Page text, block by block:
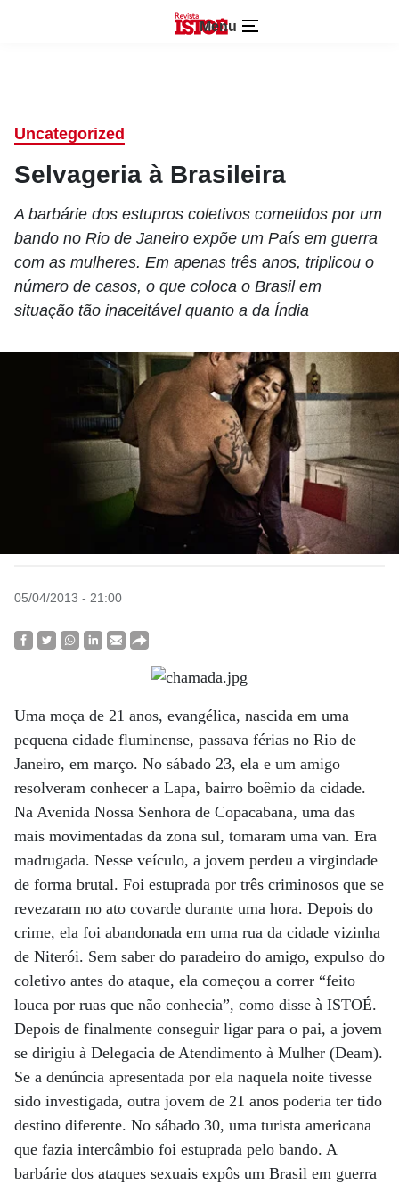
Menu
Uncategorized
Selvageria à Brasileira
A barbárie dos estupros coletivos cometidos por um
bando no Rio de Janeiro expõe um País em guerra
com as mulheres. Em apenas três anos, triplicou o
número de casos, o que coloca o Brasil em
situação tão inaceitável quanto a da Índia
05/04/2013 - 21:00
Uma moça de 21 anos, evangélica, nascida em uma
pequena cidade fluminense, passava férias no Rio de
Janeiro, em março. No sábado 23, ela e um amigo
resolveram conhecer a Lapa, bairro boêmio da cidade.
Na Avenida Nossa Senhora de Copacabana, uma das
mais movimentadas da zona sul, tomaram uma van. Era
madrugada. Nesse veículo, a jovem perdeu a virgindade
de forma brutal. Foi estuprada por três criminosos que se
revezaram no ato covarde durante uma hora. Depois do
crime, ela foi abandonada em uma rua da cidade vizinha
de Niterói. Sem saber do paradeiro do amigo, expulso do
coletivo antes do ataque, ela começou a correr “feito
louca por ruas que não conhecia”, como disse à ISTOÉ.
Depois de finalmente conseguir ligar para o pai, a jovem
se dirigiu à Delegacia de Atendimento à Mulher (Deam).
Se a denúncia apresentada por ela naquela noite tivesse
sido investigada, outra jovem de 21 anos poderia ter tido
destino diferente. No sábado 30, uma turista americana
que fazia intercâmbio foi estuprada pelo bando. A
barbárie dos ataques sexuais expôs um Brasil em guerra